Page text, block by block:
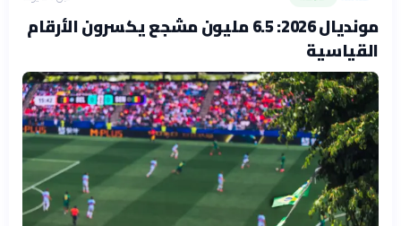
مونديال 2026: 6.5 مليون مشجع يكسرون الأرقام
القياسية